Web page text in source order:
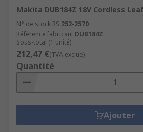
Makita DUB184Z 18V Cordless
N° de stock RS 252-2570
Référence fabricant DUB184Z
Sous-total (1 unité)
212,47 €(TVA exclue)
Quantité
Ajouter